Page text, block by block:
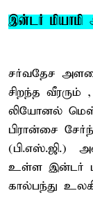
இன்டர்
சர்வதேச
சிறந்த
லியோனல்
பிரான்சை
(பி.எஸ்.ஜி.)
உள்ள இன்டர்
கால்பந்து